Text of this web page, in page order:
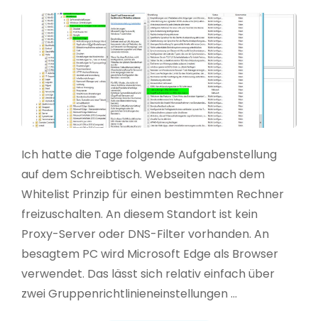
Ich hatte die Tage folgende Aufgabenstellung
auf dem Schreibtisch. Webseiten nach dem
Whitelist Prinzip für einen bestimmten Rechner
freizuschalten. An diesem Standort ist kein
Proxy-Server oder DNS-Filter vorhanden. An
besagtem PC wird Microsoft Edge als Browser
verwendet. Das lässt sich relativ einfach über
zwei Gruppenrichtlinieneinstellungen …